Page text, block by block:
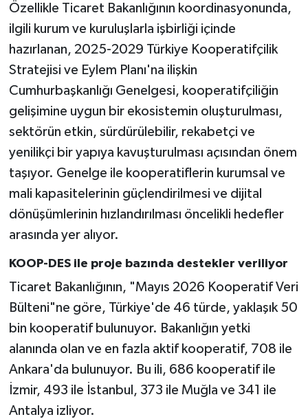
Özellikle Ticaret Bakanlığının koordinasyonunda,
ilgili kurum ve kuruluşlarla işbirliği içinde
hazırlanan, 2025-2029 Türkiye Kooperatifçilik
Stratejisi ve Eylem Planı'na ilişkin
Cumhurbaşkanlığı Genelgesi, kooperatifçiliğin
gelişimine uygun bir ekosistemin oluşturulması,
sektörün etkin, sürdürülebilir, rekabetçi ve
yenilikçi bir yapıya kavuşturulması açısından önem
taşıyor. Genelge ile kooperatiflerin kurumsal ve
mali kapasitelerinin güçlendirilmesi ve dijital
dönüşümlerinin hızlandırılması öncelikli hedefler
arasında yer alıyor.
KOOP-DES ile proje bazında destekler veriliyor
Ticaret Bakanlığının, "Mayıs 2026 Kooperatif Veri
Bülteni"ne göre, Türkiye'de 46 türde, yaklaşık 50
bin kooperatif bulunuyor. Bakanlığın yetki
alanında olan ve en fazla aktif kooperatif, 708 ile
Ankara'da bulunuyor. Bu ili, 686 kooperatif ile
İzmir, 493 ile İstanbul, 373 ile Muğla ve 341 ile
Antalya izliyor.